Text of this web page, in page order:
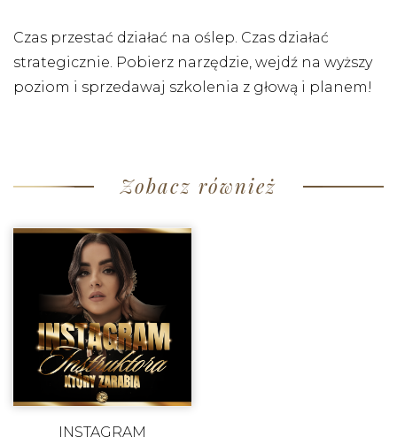
Czas przestać działać na oślep. Czas działać
strategicznie. Pobierz narzędzie, wejdź na wyższy
poziom i sprzedawaj szkolenia z głową i planem!
Zobacz również
INSTAGRAM